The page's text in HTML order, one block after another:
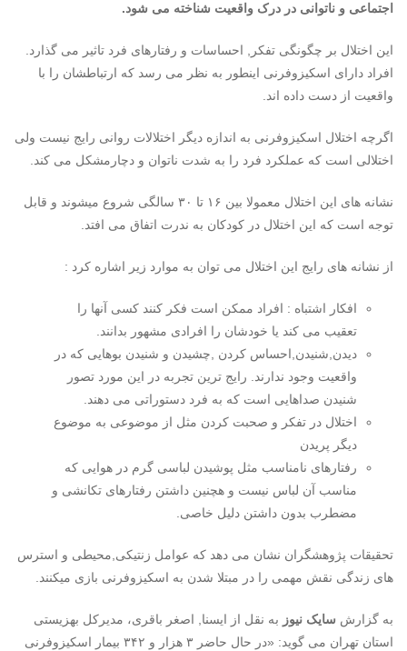
اجتماعی و ناتوانی در درک واقعیت شناخته می شود.
این اختلال بر چگونگی تفکر, احساسات و رفتارهای فرد تاثیر می گذارد.
افراد دارای اسکیزوفرنی اینطور به نظر می رسد که ارتباطشان را با
واقعیت از دست داده اند.
اگرچه اختلال اسکیزوفرنی به اندازه دیگر اختلالات روانی رایج نیست ولی
اختلالی است که عملکرد فرد را به شدت ناتوان و دچارمشکل می کند.
نشانه های این اختلال معمولا بین ۱۶ تا ۳۰ سالگی شروع میشوند و قابل
توجه است که این اختلال در کودکان به ندرت اتفاق می افتد.
از نشانه های رایج این اختلال می توان به موارد زیر اشاره کرد :
افکار اشتباه : افراد ممکن است فکر کنند کسی آنها را
تعقیب می کند یا خودشان را افرادی مشهور بدانند.
دیدن,شنیدن,احساس کردن ,چشیدن و شنیدن بوهایی که در
واقعیت وجود ندارند. رایج ترین تجربه در این مورد تصور
شنیدن صداهایی است که به فرد دستوراتی می دهند.
اختلال در تفکر و صحبت کردن مثل از موضوعی به موضوع
دیگر پریدن
رفتارهای نامناسب مثل پوشیدن لباسی گرم در هوایی که
مناسب آن لباس نیست و هچنین داشتن رفتارهای تکانشی و
مضطرب بدون داشتن دلیل خاصی.
تحقیقات پژوهشگران نشان می دهد که عوامل زنتیکی,محیطی و استرس
های زندگی نقش مهمی را در مبتلا شدن به اسکیزوفرنی بازی میکنند.
به گزارش سایک نیوز به نقل از ایسنا, اصغر باقری، مدیرکل بهزیستی
استان تهران می گوید: «در حال حاضر ۳ هزار و ۳۴۲ بیمار اسکیزوفرنی